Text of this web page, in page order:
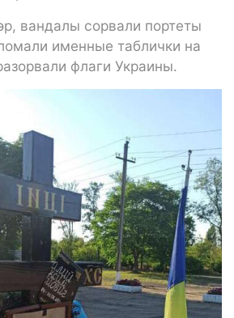
вандалы сорвали портеты
именные таблички на
флаги Украины.